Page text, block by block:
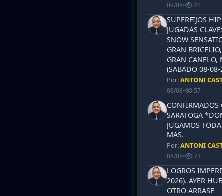
09/08• 41
SUPERFIJOS
JUGADAS
SNOW
GRAN
GRAN CANELO,
(SABADO 08-
Por:ANTONI
08/08• 57
CONFIRMADOS
SARATOGA
JUGAMOS
MAS.
Por:ANTONI
08/08• 73
LOGROS
2026). AYER
OTRO ARRASE